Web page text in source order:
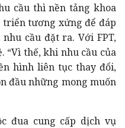
cầu thì nền tảng khoa
triển tương xứng để đáp
cầu đặt ra. Với FPT,
“Vì thế, khi nhu cầu của
hình liên tục thay đổi,
đầu những mong muốn
đua cung cấp dịch vụ